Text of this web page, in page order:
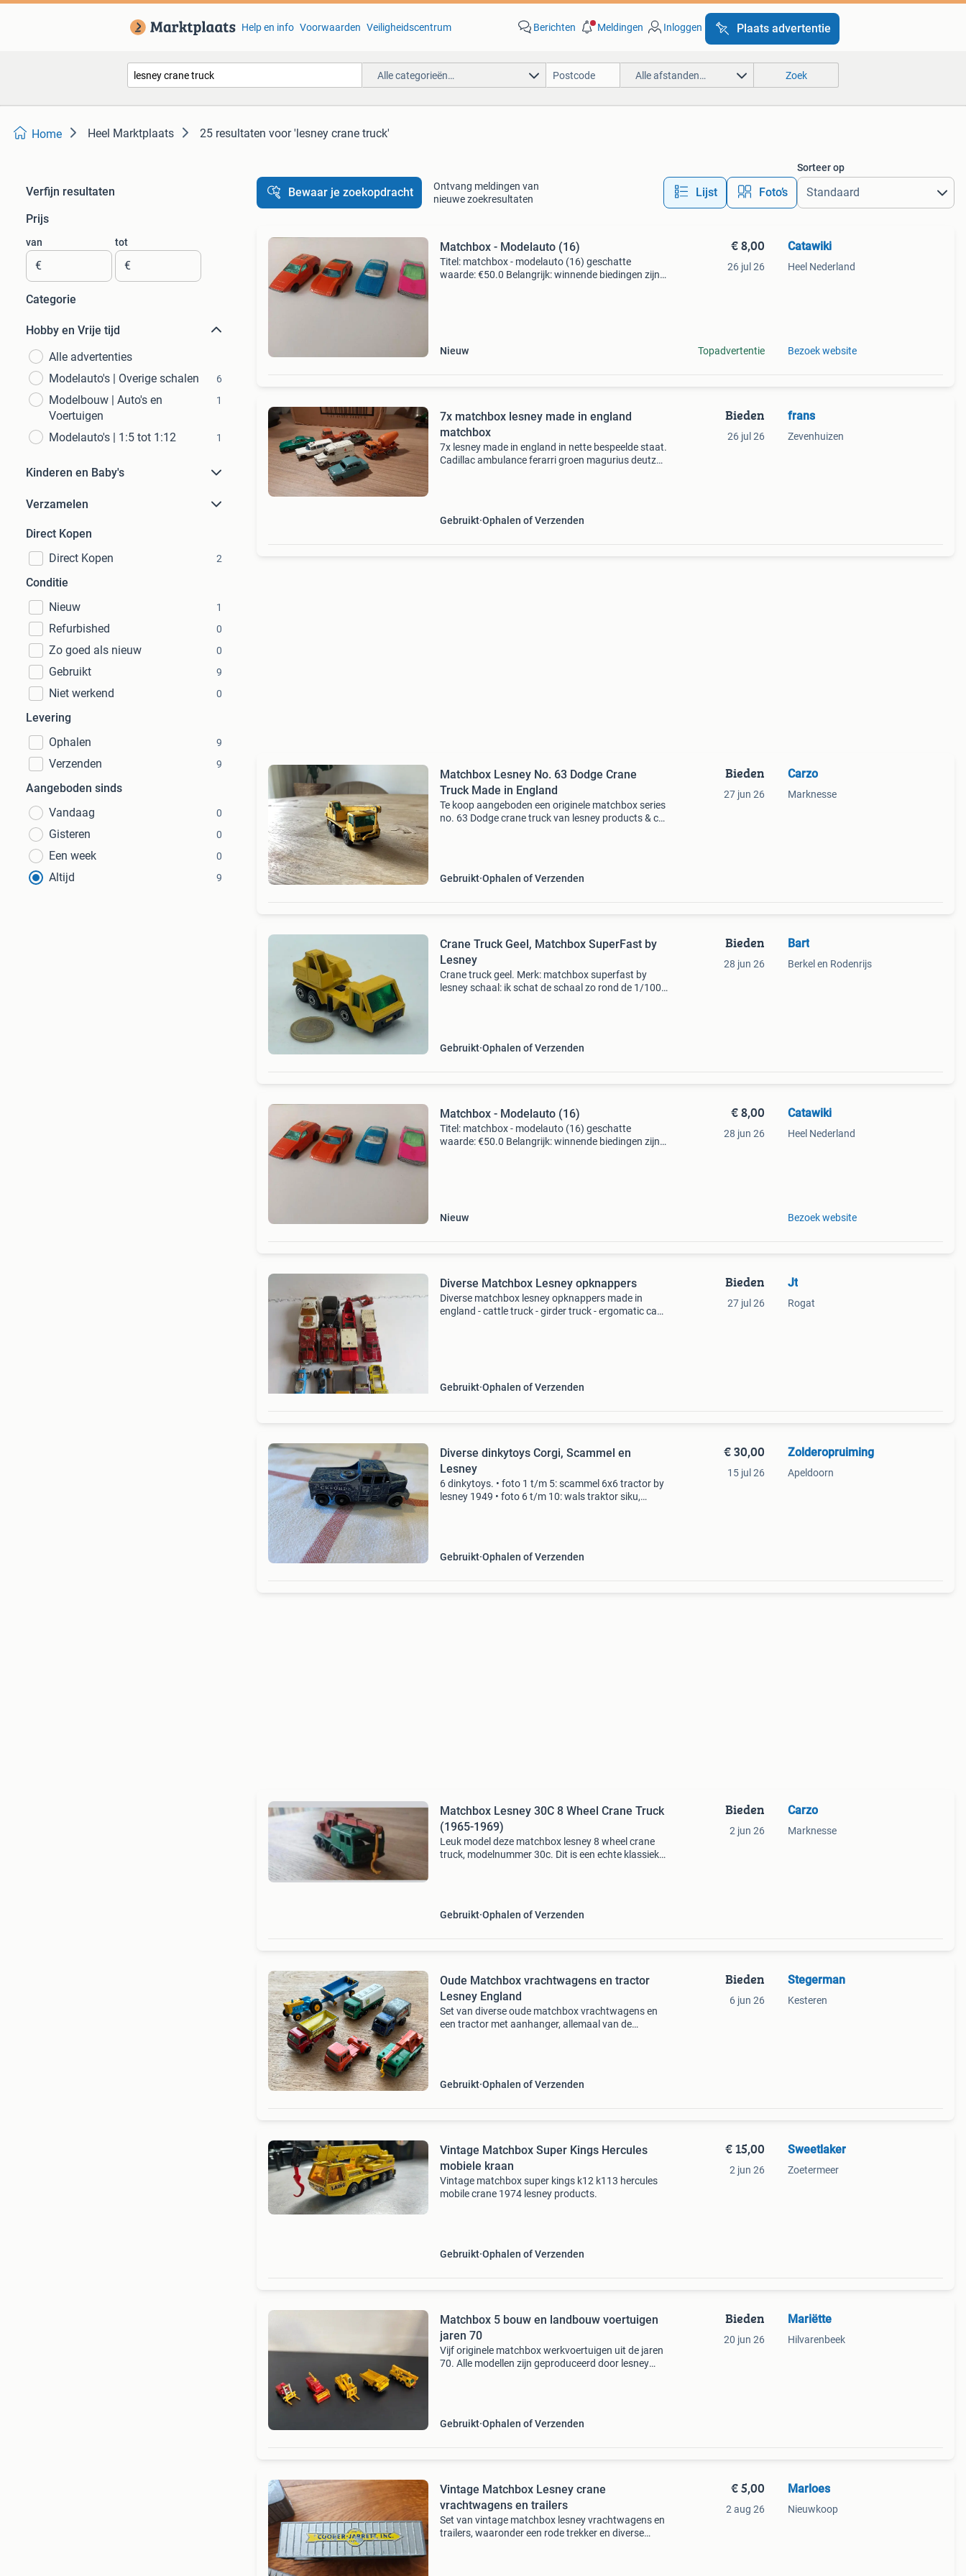
Help en info Voorwaarden Veiligheidscentrum Berichten Meldingen Inloggen Plaats advertentie
Alle categorieën… Alle afstanden… Zoek
Home Heel Marktplaats 25 resultaten voor 'lesney crane truck'
Verfijn resultaten
Prijs
van
€
tot
€
Categorie
Hobby en Vrije tijd
Alle advertenties
Modelauto's | Overige schalen
6
Modelbouw | Auto's en
Voertuigen
1
Modelauto's | 1:5 tot 1:12 1
Kinderen en Baby's
Verzamelen
Direct Kopen
Direct Kopen
2
Conditie
Nieuw
1
Refurbished 0
Zo goed als nieuw 0
Gebruikt 9
Niet werkend 0
Levering
Ophalen
9
Verzenden 9
Aangeboden sinds
Vandaag
0
Gisteren 0
Een week 0
Altijd 9
Bewaar je zoekopdracht
Ontvang meldingen van
nieuwe zoekresultaten
Lijst Foto’s
Sorteer op
Matchbox - Modelauto (16)
Titel: matchbox - modelauto (16) geschatte
waarde: €50.0 Belangrijk: winnende biedingen zijn
Nieuw
€ 8,00
26 jul 26
Topadvertentie
Catawiki
Heel Nederland
Bezoek website
7x matchbox lesney made in england
matchbox
7x lesney made in england in nette bespeelde staat.
Cadillac ambulance ferarri groen magurius deutz
Gebruikt Ophalen of Verzenden
Bieden
26 jul 26
frans
Zevenhuizen
Matchbox Lesney No. 63 Dodge Crane
Truck Made in England
Te koop aangeboden een originele matchbox series
no. 63 Dodge crane truck van lesney products & co.
Gebruikt Ophalen of Verzenden
Bieden
27 jun 26
Carzo
Marknesse
Crane Truck Geel, Matchbox SuperFast by
Lesney
Crane truck geel. Merk: matchbox superfast by
lesney schaal: ik schat de schaal zo rond de 1/100,
Gebruikt Ophalen of Verzenden
Bieden
28 jun 26
Bart
Berkel en Rodenrijs
Matchbox - Modelauto (16)
Titel: matchbox - modelauto (16) geschatte
waarde: €50.0 Belangrijk: winnende biedingen zijn
Nieuw
€ 8,00
28 jun 26
Catawiki
Heel Nederland
Bezoek website
Diverse Matchbox Lesney opknappers
Diverse matchbox lesney opknappers made in
england - cattle truck - girder truck - ergomatic cab -
Gebruikt Ophalen of Verzenden
Bieden
27 jul 26
Jt
Rogat
Diverse dinkytoys Corgi, Scammel en
Lesney
6 dinkytoys. • foto 1 t/m 5: scammel 6x6 tractor by
lesney 1949 • foto 6 t/m 10: wals traktor siku,
Gebruikt Ophalen of Verzenden
€ 30,00
15 jul 26
Zolderopruiming
Apeldoorn
Matchbox Lesney 30C 8 Wheel Crane Truck
(1965-1969)
Leuk model deze matchbox lesney 8 wheel crane
truck, modelnummer 30c. Dit is een echte klassieker
Gebruikt Ophalen of Verzenden
Bieden
2 jun 26
Carzo
Marknesse
Oude Matchbox vrachtwagens en tractor
Lesney England
Set van diverse oude matchbox vrachtwagens en
een tractor met aanhanger, allemaal van de
Gebruikt Ophalen of Verzenden
Bieden
6 jun 26
Stegerman
Kesteren
Vintage Matchbox Super Kings Hercules
mobiele kraan
Vintage matchbox super kings k12 k113 hercules
mobile crane 1974 lesney products.
Gebruikt Ophalen of Verzenden
€ 15,00
2 jun 26
Sweetlaker
Zoetermeer
Matchbox 5 bouw en landbouw voertuigen
jaren 70
Vijf originele matchbox werkvoertuigen uit de jaren
70. Alle modellen zijn geproduceerd door lesney
Gebruikt Ophalen of Verzenden
Bieden
20 jun 26
Mariëtte
Hilvarenbeek
Vintage Matchbox Lesney crane
vrachtwagens en trailers
Set van vintage matchbox lesney vrachtwagens en
trailers, waaronder een rode trekker en diverse
€ 5,00
2 aug 26
Marloes
Nieuwkoop